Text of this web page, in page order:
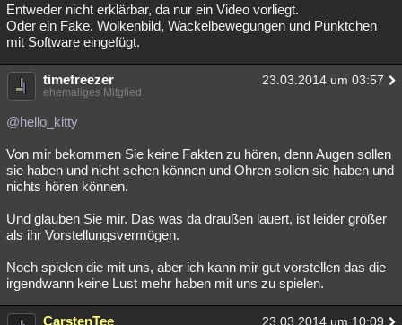
Entweder nicht erklärbar, da nur ein Video vorliegt.
Oder ein Fake. Wolkenbild, Wackelbewegungen und Pünktchen
mit Software eingefügt.
timefreezer 23.03.2014 um 03:57
ehemaliges Mitglied
@hello_kitty
Von mir bekommen Sie keine Fakten zu hören, denn Augen sollen
sie haben und nicht sehen können und Ohren sollen sie haben und
nichts hören können.
Und glauben Sie mir. Das was da draußen lauert, ist leider größer
als ihr Vorstellungsvermögen.
Noch spielen die mit uns, aber ich kann mir gut vorstellen das die
irgendwann keine Lust mehr haben mit uns zu spielen.
CarstenTee 23.03.2014 um 10:09